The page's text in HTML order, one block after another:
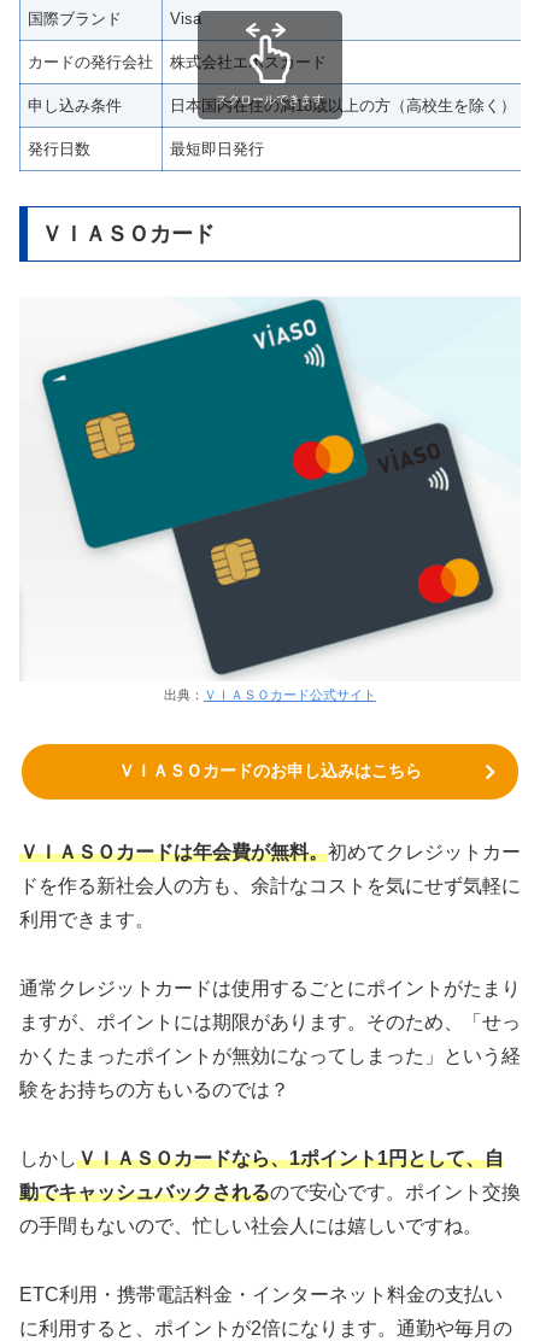
国際ブランド Visa
カードの発行会社 株式会社エポスカード
申し込み条件 日本国内在住の満18歳以上の方（高校生を除く）
発行日数 最短即日発行
スクロールできます
ＶＩＡＳＯカード
出典： ＶＩＡＳＯカード公式サイト
ＶＩＡＳＯカードのお申し込みはこちら
ＶＩＡＳＯカードは年会費が無料。初めてクレジットカー
ドを作る新社会人の方も、余計なコストを気にせず気軽に
利用できます。
通常クレジットカードは使用するごとにポイントがたまり
ますが、ポイントには期限があります。そのため、「せっ
かくたまったポイントが無効になってしまった」という経
験をお持ちの方もいるのでは？
しかしＶＩＡＳＯカードなら、1ポイント1円として、自
動でキャッシュバックされるので安心です。ポイント交換
の手間もないので、忙しい社会人には嬉しいですね。
ETC利用・携帯電話料金・インターネット料金の支払い
に利用すると、ポイントが2倍になります。通勤や毎月の